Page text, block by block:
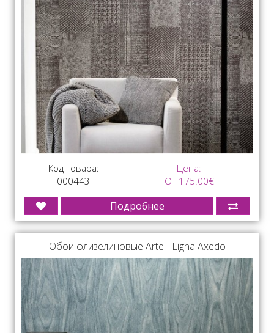
Код товара:
000443
Цена:
От 175.00€
Подробнее
Обои флизелиновые Arte - Ligna Axedo